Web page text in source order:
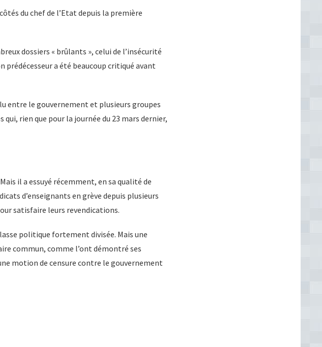
du chef de l’Etat depuis la première
dossiers « brûlants », celui de l’insécurité
a été beaucoup critiqué avant
entre le gouvernement et plusieurs groupes
rien que pour la journée du 23 mars dernier,
il a essuyé récemment, en sa qualité de
d’enseignants en grève depuis plusieurs
satisfaire leurs revendications.
politique fortement divisée. Mais une
commun, comme l’ont démontré ses
motion de censure contre le gouvernement